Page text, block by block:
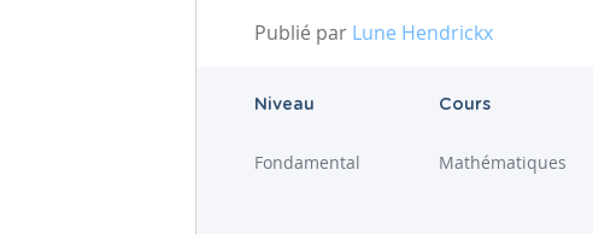
Publié par Lune Hendrickx
Niveau
Fondamental
Cours
Mathématiques